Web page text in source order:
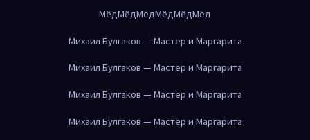
МёдМёдМёдМёдМёдМёд
Михаил Булгаков — Мастер и Маргарита
Михаил Булгаков — Мастер и Маргарита
Михаил Булгаков — Мастер и Маргарита
Михаил Булгаков — Мастер и Маргарита